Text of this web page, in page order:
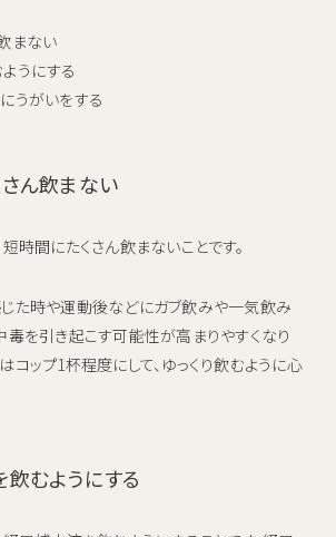
まない
うにする
うがいをする
ん飲まない
時間にたくさん飲まないことです。
じた時や運動後などにガブ飲みや一気飲み
毒を引き起こす可能性が高まりやすくなり
コップ1杯程度にして、ゆっくり飲むように心
むようにする